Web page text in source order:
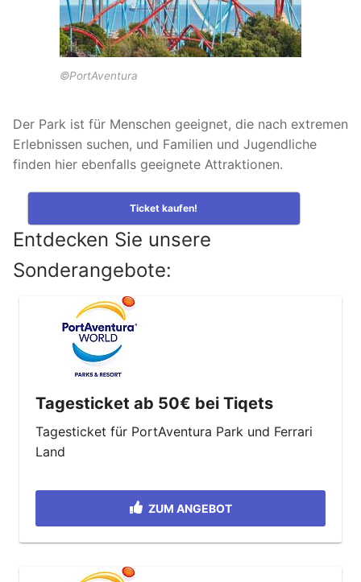
Tropical Islands in Deutschland
Wunderland Kalkar in Deutschland
©PortAventura
Der Park ist für Menschen geeignet, die nach extremen
Erlebnissen suchen, und Familien und Jugendliche
finden hier ebenfalls geeignete Attraktionen.
Ticket kaufen!
Entdecken Sie unsere
Sonderangebote:
Tagesticket ab 50€ bei Tiqets
Tagesticket für PortAventura Park und Ferrari
Land
ZUM ANGEBOT